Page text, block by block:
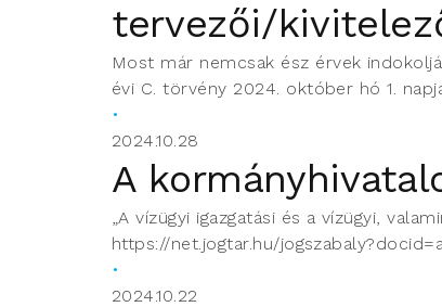
tervezői/
Most már nemcsak ész érvek
évi C. törvény 2024. október hó 1.
2024.10.28
A
„A vízügyi igazgatási és a vízügyi,
https://net.jogtar.hu/
2024.10.22